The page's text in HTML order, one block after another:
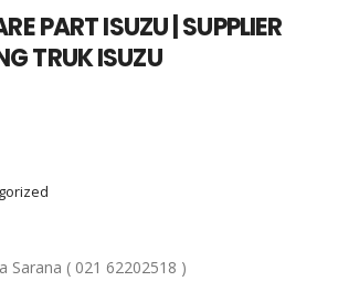
PART ISUZU | SUPPLIER
TRUK ISUZU
Sarana ( 021 62202518 )